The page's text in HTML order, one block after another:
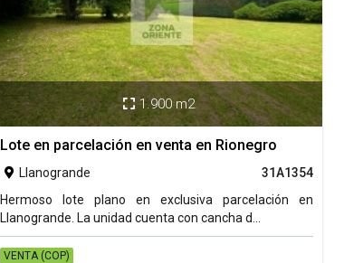
 1.900 m2
Lote en parcelación en venta en Rionegro
 Llanogrande
31A1354
Hermoso lote plano en exclusiva parcelación en
Llanogrande. La unidad cuenta con cancha d...
VENTA (COP)